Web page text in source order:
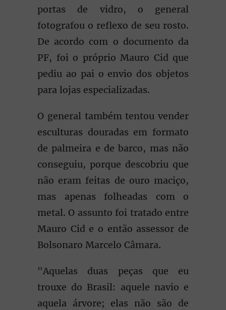
portas de vidro, o general
fotografou o reflexo de seu rosto.
De acordo com o documento da
PF, foi o próprio Mauro Cid que
pediu ao pai o envio dos objetos
para lojas especializadas.
O general também tentou vender
esculturas douradas em formato
de palmeira e de barco, mas não
conseguiu, porque descobriu que
não eram feitas de ouro maciço,
mas apenas folheadas com o
metal. O assunto foi tratado entre
Mauro Cid e o então assessor de
Bolsonaro Marcelo Câmara.
"Aquelas duas peças que eu
trouxe do Brasil: aquele navio e
aquela árvore; elas não são de